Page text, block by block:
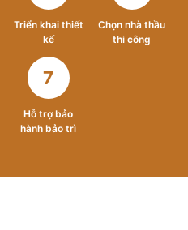
Triển khai thiết
kế
Chọn nhà thầu
thi công
7
Hỗ trợ bảo
hành bảo trì